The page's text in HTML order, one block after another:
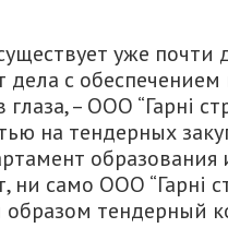
уже
дела с
– ООО “Гарні
на тендерных
образования
ни само ООО “Гарні
тендерный